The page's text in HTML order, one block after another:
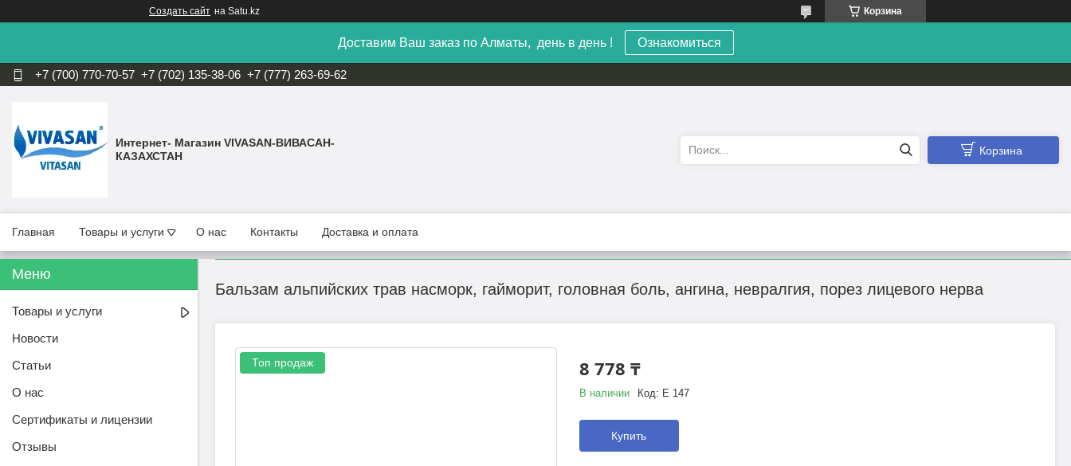
Создать сайт на Satu.kz Корзина
Доставим Ваш заказ по Алматы, день в день ! Ознакомиться
+7 (700) 770-70-57 +7 (702) 135-38-06 +7 (777) 263-69-62
Интернет- Магазин VIVASAN-ВИВАСАН-
КАЗАХСТАН
Корзина
Главная Товары и услуги О нас Контакты Доставка и оплата
Бальзам альпийских трав насморк, гайморит, головная боль, ангина, невралгия, порез лицевого нерва
Топ продаж 8 778 ₸
В наличии Код: Е 147
Купить
Товары и услуги
Новости
Статьи
О нас
Сертификаты и лицензии
Отзывы